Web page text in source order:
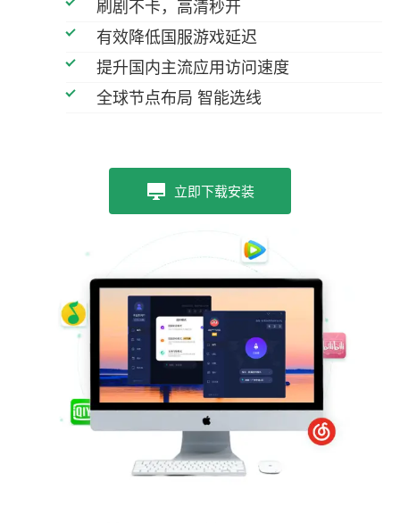
刷剧不卡，高清秒开
有效降低国服游戏延迟
提升国内主流应用访问速度
全球节点布局 智能选线
立即下载安装